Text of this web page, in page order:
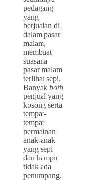
pedagang
yang
berjualan di
dalam pasar
malam,
membuat
suasana
pasar malam
terlihat sepi.
Banyak both
penjual yang
kosong serta
tempat-
tempat
permainan
anak-anak
yang sepi
dan hampir
tidak ada
penumpang.